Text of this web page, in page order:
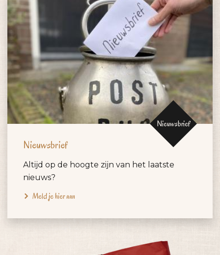
Nieuwsbrief
Nieuwsbrief
Altijd op de hoogte zijn van het laatste
nieuws?
Meld je hier aan